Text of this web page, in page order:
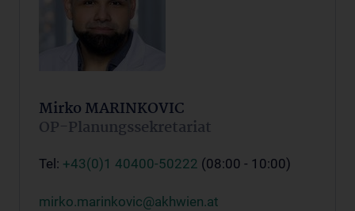
Mirko MARINKOVIC
OP-Planungssekretariat
Tel: +43(0)1 40400-50222 (08:00 - 10:00)
mirko.marinkovic@akhwien.at